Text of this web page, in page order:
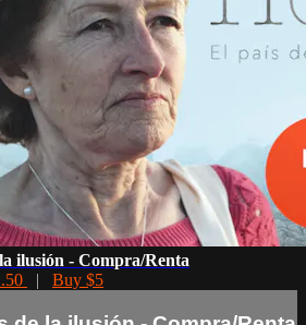
ilusión - Compra/Renta
| Buy $5